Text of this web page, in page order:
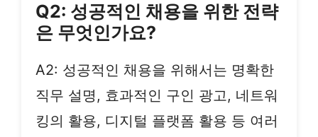
Q2: 성공적인 채용을 위한 전략
은 무엇인가요?
A2: 성공적인 채용을 위해서는 명확한
직무 설명, 효과적인 구인 광고, 네트워
킹의 활용, 디지털 플랫폼 활용 등 여러